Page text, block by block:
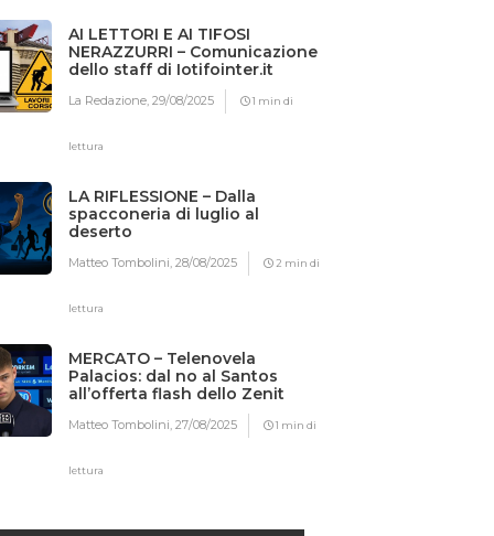
AI LETTORI E AI TIFOSI
NERAZZURRI – Comunicazione
dello staff di Iotifointer.it
La Redazione,29/08/2025 1 min di
lettura
LA RIFLESSIONE – Dalla
spacconeria di luglio al
deserto
Matteo Tombolini,28/08/2025 2 min di
lettura
MERCATO – Telenovela
Palacios: dal no al Santos
all’offerta flash dello Zenit
Matteo Tombolini,27/08/2025 1 min di
lettura